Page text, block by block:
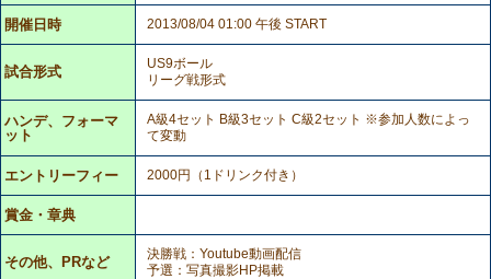
開催日時 2013/08/04 01:00 午後 START
試合形式
US9ボール
リーグ戦形式
ハンデ、フォーマ
ット
A級4セット B級3セット C級2セット ※参加人数によっ
て変動
エントリーフィー 2000円（1ドリンク付き）
賞金・章典
その他、PRなど
決勝戦：Youtube動画配信
予選：写真撮影HP掲載